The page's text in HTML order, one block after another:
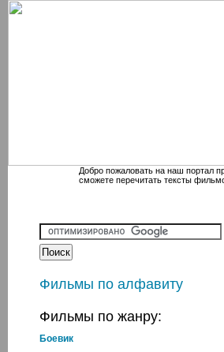
Добро пожаловать на наш портал
сможете перечитать тексты
Фильмы по алфавиту
Фильмы по жанру:
Боевик